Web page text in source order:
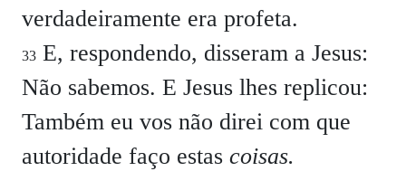
verdadeiramente era profeta.
33 E, respondendo, disseram a Jesus:
Não sabemos. E Jesus lhes replicou:
Também eu vos não direi com que
autoridade faço estas coisas.